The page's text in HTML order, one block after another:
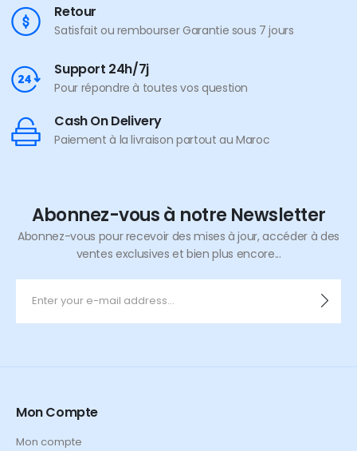
Retour
Satisfait ou rembourser Garantie sous 7 jours
Support 24h/7j
Pour répondre à toutes vos question
Cash On Delivery
Paiement à la livraison partout au Maroc
Abonnez-vous à notre Newsletter
Abonnez-vous pour recevoir des mises à jour, accéder à des
ventes exclusives et bien plus encore...
Mon Compte
Mon compte